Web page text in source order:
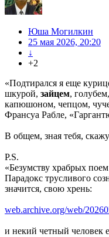
Юша Могилкин
25 мая 2026, 20:20
↓
+2
«Подтирался я еще
шкурой, зайцем,
капюшоном, чепцом,
Франсуа Рабле,
В общем, зная тебя,
P.S.
«Безумству храбрых
Парадокс трусливого
значится, свою хрень:
web.archive.org/web/
и некий четный человек